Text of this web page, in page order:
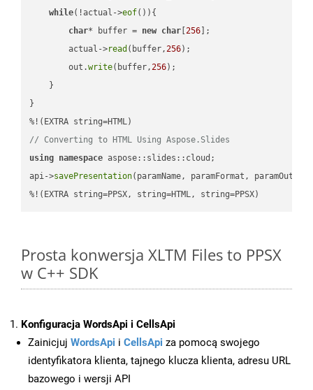
while(!actual->eof()){
char* buffer = new char [256 ];
        actual->
read (buffer,256);
        out.
write(buffer,256);
    }
}
// Converting to HTML Using Aspose.Slides
using namespace aspose::slides::cloud;
api->savePresentation(paramName, paramFormat,
%!(EXTRA string=PPSX, string=HTML, string=PPSX)
Prosta konwersja XLTM Files to PPSX
w C++ SDK
Konfiguracja WordsApi i CellsApi
Zainicjuj WordsApi i CellsApi za pomocą swojego
identyfikatora klienta, tajnego klucza klienta, adresu URL
bazowego i wersji API